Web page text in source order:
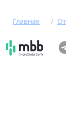
Главная